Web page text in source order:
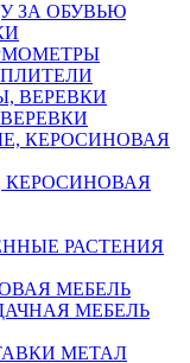
ЗА ОБУВЬЮ
РАСТЕНИЯ
МЕБЕЛЬ
МЕБЕЛЬ